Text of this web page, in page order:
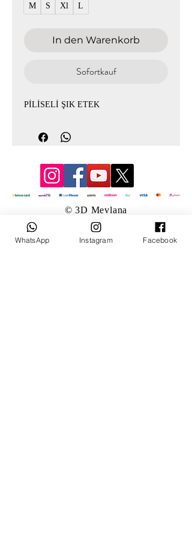
M S Xl L
In den Warenkorb
Sofortkauf
PİLİSELİ ŞIK ETEK
© 3D Mevlana
WhatsApp Instagram Facebook